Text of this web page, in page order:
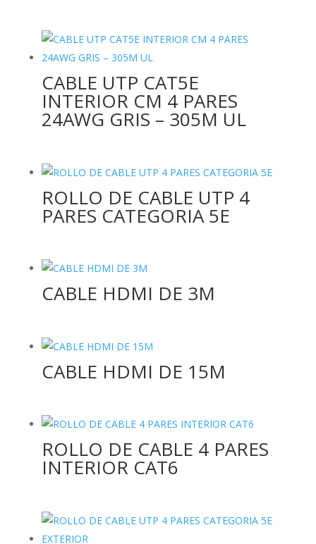
CABLE UTP CAT5E
INTERIOR CM 4 PARES
24AWG GRIS – 305M UL
ROLLO DE CABLE UTP 4
PARES CATEGORIA 5E
CABLE HDMI DE 3M
CABLE HDMI DE 15M
ROLLO DE CABLE 4 PARES
INTERIOR CAT6